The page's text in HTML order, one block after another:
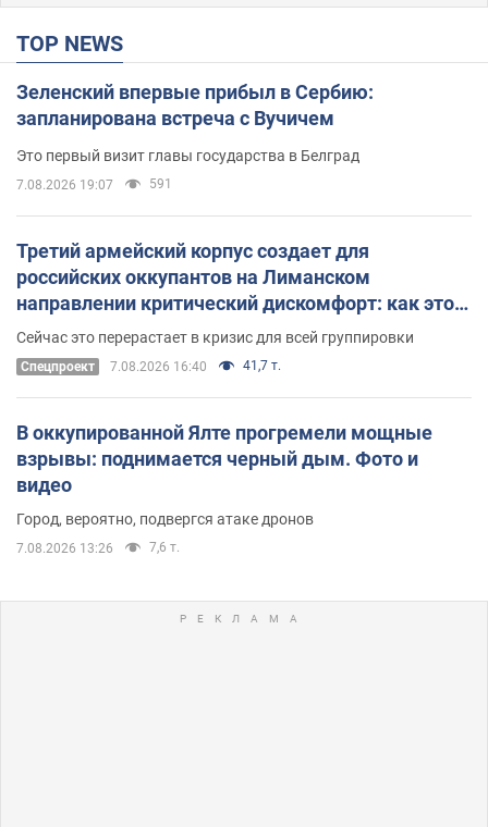
TOP NEWS
Зеленский впервые прибыл в Сербию:
запланирована встреча с Вучичем
Это первый визит главы государства в Белград
7.08.2026 19:07 591
Третий армейский корпус создает для
российских оккупантов на Лиманском
направлении критический дискомфорт: как это
удалось
Сейчас это перерастает в кризис для всей группировки
Спецпроект 7.08.2026 16:40 41,7 т.
В оккупированной Ялте прогремели мощные
взрывы: поднимается черный дым. Фото и
видео
Город, вероятно, подвергся атаке дронов
7.08.2026 13:26 7,6 т.